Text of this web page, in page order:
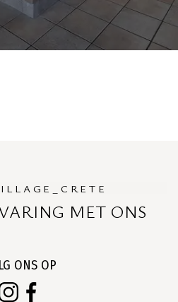
MET ONS
ONS OP